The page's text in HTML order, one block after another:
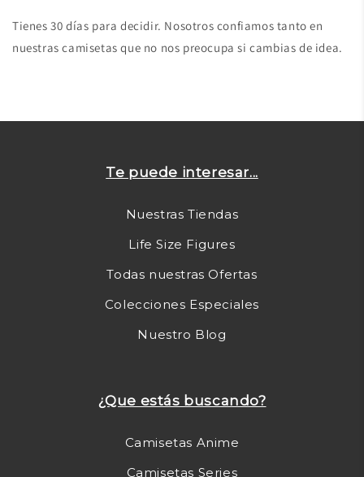
Tienes 30 días para decidir. Nosotros confiamos tanto en
nuestras camisetas que no nos preocupa si cambias de idea.
Te puede interesar...
Nuestras Tiendas
Life Size Figures
Todas nuestras Ofertas
Colecciones Especiales
Nuestro Blog
¿Que estás buscando?
Camisetas Anime
Camisetas Series